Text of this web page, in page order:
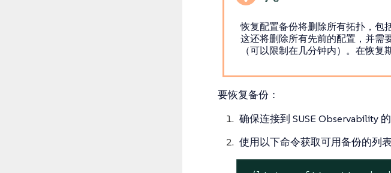
恢复配置备份将删除所有拓扑，包
这还将删除所有先前的配置，并需
（可以限制在几分钟内）。在恢复
要恢复备份：
确保连接到 SUSE Observability
使用以下命令获取可用备份的列表